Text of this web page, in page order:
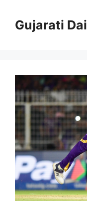
contentGujarati